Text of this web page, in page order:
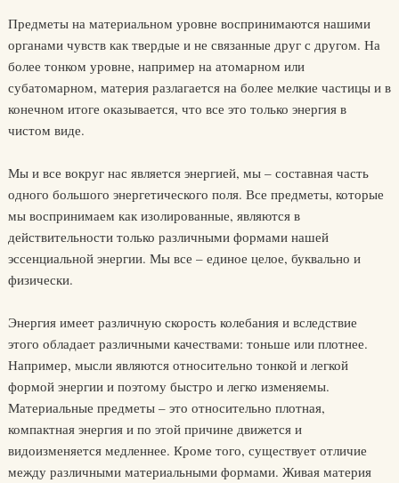
Предметы на материальном уровне воспринимаются нашими
органами чувств как твердые и не связанные друг с другом. На
более тонком уровне, например на атомарном или
субатомарном, материя разлагается на более мелкие частицы и в
конечном итоге оказывается, что все это только энергия в
чистом виде.
Мы и все вокруг нас является энергией, мы – составная часть
одного большого энергетического поля. Все предметы, которые
мы воспринимаем как изолированные, являются в
действительности только различными формами нашей
эссенциальной энергии. Мы все – единое целое, буквально и
физически.
Энергия имеет различную скорость колебания и вследствие
этого обладает различными качествами: тоньше или плотнее.
Например, мысли являются относительно тонкой и легкой
формой энергии и поэтому быстро и легко изменяемы.
Материальные предметы – это относительно плотная,
компактная энергия и по этой причине движется и
видоизменяется медленнее. Кроме того, существует отличие
между различными материальными формами. Живая материя